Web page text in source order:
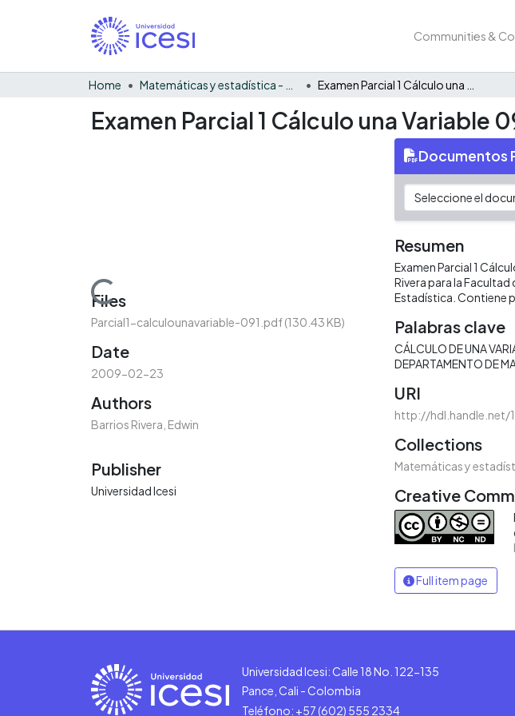
Communities &
Home
Examen Parcial 1 Cálculo una Variable
Loading...
Files
Parcial1-calculounavariable-091.pdf(130.43 KB)
Date
2009-02-23
Authors
Barrios Rivera, Edwin
Publisher
Universidad Icesi
Documentos
Resumen
Examen Parcial 1
Rivera para la
Estadística. Contiene
Palabras clave
CÁLCULO DE UNA
DEPARTAMENTO DE
URI
http://hdl.handle.net/
Collections
Matemáticas y
Creative
Full item page
Universidad Icesi: Calle 18 No. 122-135
Pance, Cali - Colombia
Teléfono: +57 (602) 555 2334